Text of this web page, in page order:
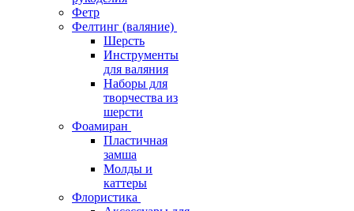
Фетр
Фелтинг (валяние)
Шерсть
Инструменты
для валяния
Наборы для
творчества из
шерсти
Фоамиран
Пластичная
замша
Молды и
каттеры
Флористика